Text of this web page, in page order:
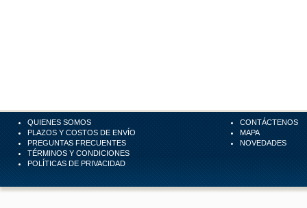
QUIENES SOMOS
PLAZOS Y COSTOS DE ENVÍO
PREGUNTAS FRECUENTES
TÉRMINOS Y CONDICIONES
POLÍTICAS DE PRIVACIDAD
CONTÁCTENOS
MAPA
NOVEDADES